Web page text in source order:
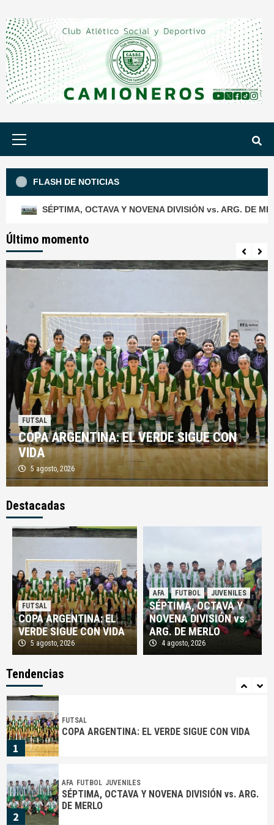
al
contenido
FLASH DE NOTICIAS
SÉPTIMA, OCTAVA Y NOVENA DIVISIÓN vs. ARG. DE MERLO
Último momento
FUTSAL
COPA ARGENTINA: EL VERDE SIGUE CON
VIDA
5 agosto, 2026
Destacadas
FUTSAL
COPA ARGENTINA: EL
VERDE SIGUE CON VIDA
5 agosto, 2026
AFA FUTBOL JUVENILES
SÉPTIMA, OCTAVA Y
NOVENA DIVISIÓN vs.
ARG. DE MERLO
4 agosto, 2026
Tendencias
3
CAMIONEROS TOMÓ AIRE EN LA RATONERA
4
AFA FUTBOL PROFESIONAL
¡EXPLOTÓ MOYANO!: «QUE ESTA BASURA NO
NOS DIRIJA NUNCA MÁS»
5
1
FUTSAL
COPA ARGENTINA: EL VERDE SIGUE CON VIDA
2
AFA FUTBOL JUVENILES
SÉPTIMA, OCTAVA Y NOVENA DIVISIÓN vs. ARG.
DE MERLO